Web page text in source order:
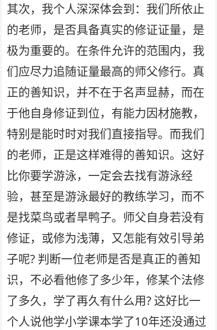
其次，我个人深深体会到：我们所依止
的老师，是否具备真实的修证证量，是
极为重要的。在条件允许的范围内，我
们应尽力追随证量最高的师父修行。真
正的善知识，并不在于名声显赫，而在
于他自身修证到位，有能力因材施教，
特别是能时时对我们直接指导。而我们
的老师，正是这样难得的善知识。这好
比你要学游泳，一定会去找有游泳经
验，甚至是游泳最好的教练学习，而不
是找菜鸟或者旱鸭子。师父自身若没有
修证，或修为浅薄，又怎能有效引导弟
子呢? 判断一位老师是否是真正的善知
识，不必看他修了多少年，修某个法修
了多久，学了再久有什么用? 这好比一
个人说他学小学课本学了10年还没通过